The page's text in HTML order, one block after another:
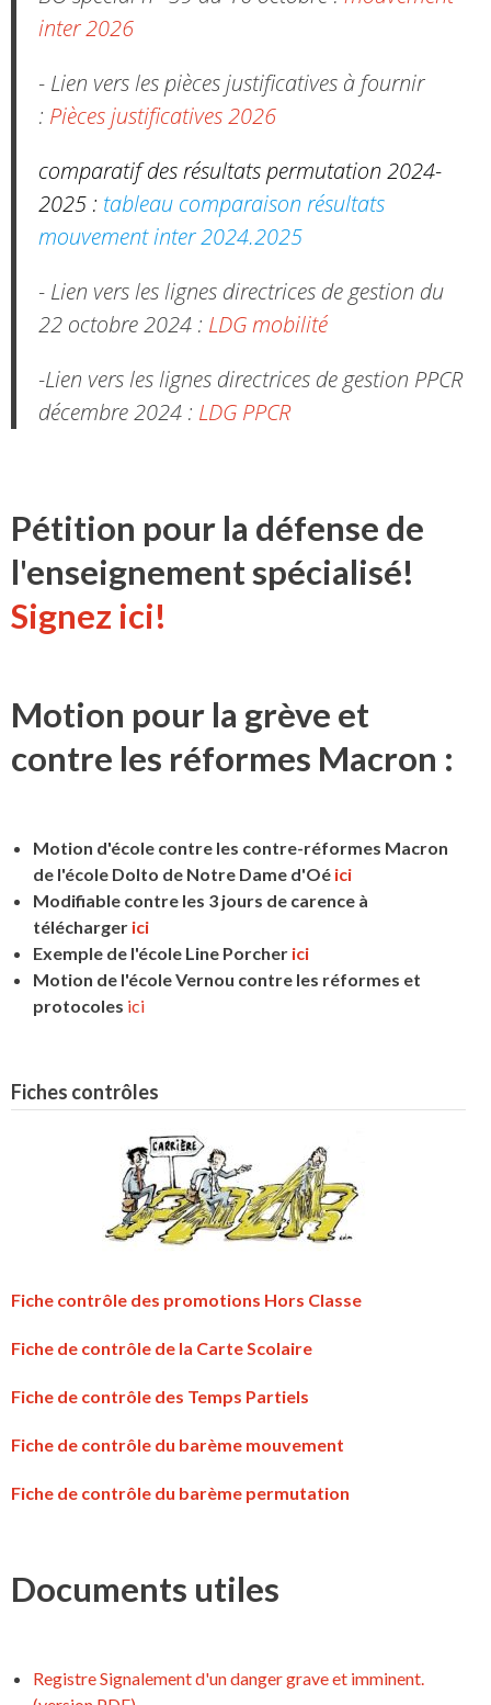
inter 2026
- Lien vers les pièces justificatives à fournir
: Pièces justificatives 2026
comparatif des résultats permutation 2024-
2025 : tableau comparaison résultats
mouvement inter 2024.2025
- Lien vers les lignes directrices de gestion du
22 octobre 2024 : LDG mobilité
-Lien vers les lignes directrices de gestion PPCR
décembre 2024 : LDG PPCR
Pétition pour la défense de
l'enseignement spécialisé!
Signez ici!
Motion pour la grève et
contre les réformes Macron :
Motion d'école contre les contre-réformes Macron
de l'école Dolto de Notre Dame d'Oé ici
Modifiable contre les 3 jours de carence à
télécharger ici
Exemple de l'école Line Porcher ici
Motion de l'école Vernou contre les réformes et
protocoles ici
Fiches contrôles
Fiche contrôle des promotions Hors Classe
Fiche de contrôle de la Carte Scolaire
Fiche de contrôle des Temps Partiels
Fiche de contrôle du barème mouvement
Fiche de contrôle du barème permutation
Documents utiles
Registre Signalement d'un danger grave et imminent.